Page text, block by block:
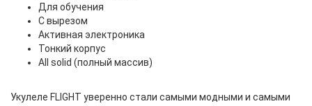
Для обучения
С вырезом
Активная электроника
Тонкий корпус
All solid (полный массив)
Укулеле FLIGHT уверенно стали самыми модными и самыми